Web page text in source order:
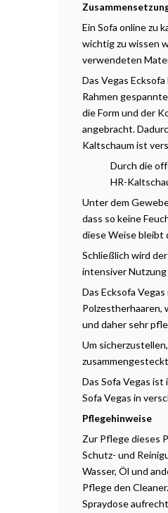
Ein Sofa online zu
wichtig zu wissen
verwendeten
Das Vegas
Rahmen
die Form und der
angebracht.
Kaltschaum ist
Durch die
HR-
Unter dem
dass so keine
diese Weise bleibt
Schließlich wird
intensiver
Das Ecksofa
Polzestherhaaren,
und daher sehr
Um
Das Sofa Vegas ist
Sofa Vegas in
Pflegehinweise
Zur Pflege dieses
Schutz- und
Wasser, Öl und
Pflege den
Spraydose